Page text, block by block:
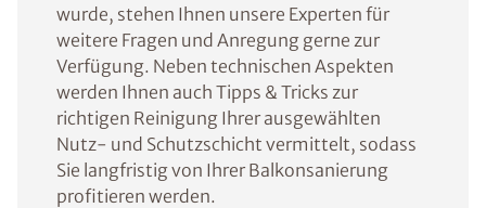
wurde, stehen Ihnen unsere Experten für
weitere Fragen und Anregung gerne zur
Verfügung. Neben technischen Aspekten
werden Ihnen auch Tipps & Tricks zur
richtigen Reinigung Ihrer ausgewählten
Nutz- und Schutzschicht vermittelt, sodass
Sie langfristig von Ihrer Balkonsanierung
profitieren werden.